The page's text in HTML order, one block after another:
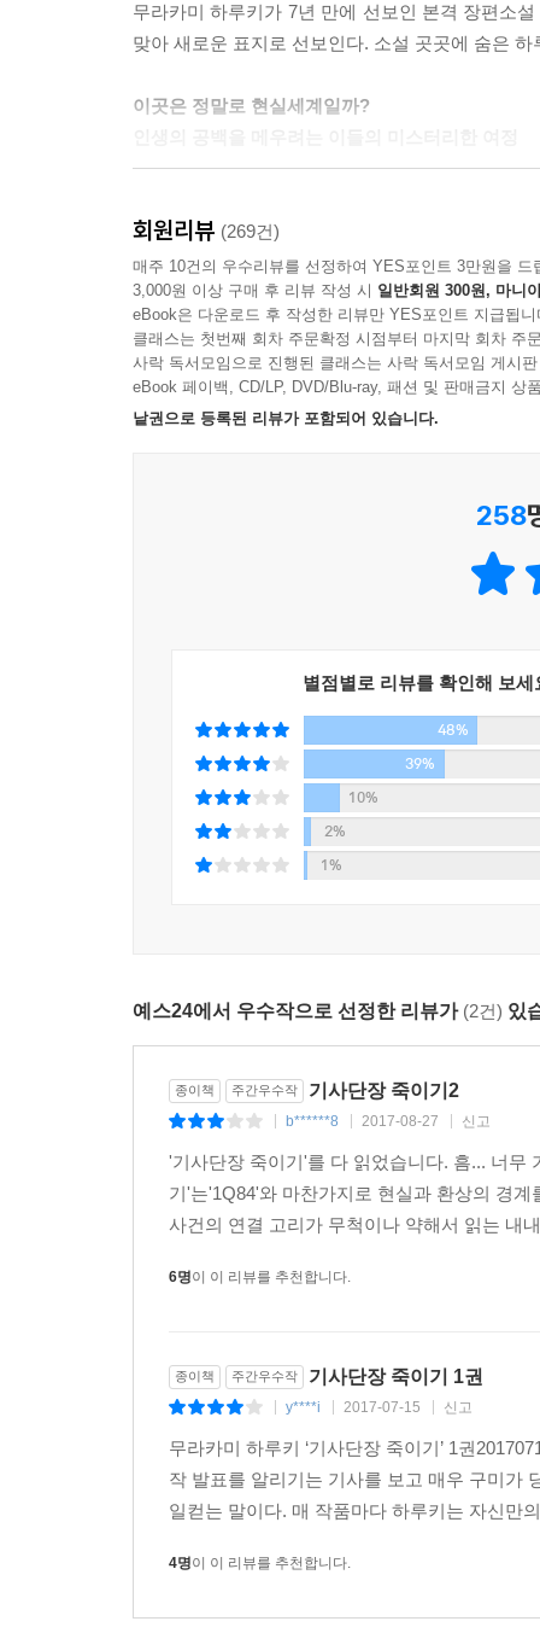
서도 보이지 않았다. 내 마음은 대체 어디에 있지?
“마음은 기억 속에 있어. 이미지를 먹으며 살아가는
그는 비밀을 지님으로써 이 세상에서 자기 존재
수 있다. 만약 간절히 염원한다면. 하지만 그것이
도 모른다. --- 2권 p.217~218
--- 본문 중에서
무라카미 하루키가 7년 만에 선보인 본격 장편소
맞아 새로운 표지로 선보인다. 소설 곳곳에 숨은
이곳은 정말로 현실세계일까?
살던 산속 아틀리에에서 지내게 된다. 그리고 어
모차르트 오페라 [돈 조반니]의 등장인물을 일본
잇달아 일어난다. 골짜기 맞은편 호화로운 저택
정체 모를 소리를 좇아 집 뒤편의 사당으로 가보
의도적으로 지어놓은 듯한 원형의 석실이 드러난
모습과 똑같은, 수수께끼의 구덩이에서 풀려난 ‘이
대변하고, 주인공 ‘나’와 멘시키, 그리고 멘시키
아키나리가 쓴 괴이담 『하루사메 이야기』가
그에 더해 현대사 속 실제 사건을 접목시킨 것이
나치 저항운동에 휘말렸고, 피아니스트였던 그
못하고 자살한다. 어떤 의도로 창작했는지, 왜 발
거대한 부조리와 폭력에 맞서려한 노화가의 의
동시에 그림이라는 수단을 통해 아마다 도모히
추상적 개념, 불교적 색채를 지닌 고전소설 등을
“나이에서 오는 책임감과 함께, 새로운 것을 만들
현실과 비현실, 실재와 관념의 경계를 꿰뚫는 이야
1979년 『바람의 노래를 들어라』로 군조신인
청춘의 전유물로 여겨지기도 했던 무라카미 하
무라카미 하루키가 지금까지 구축해온 작품세계
대답을 이 작품을 통해 확인할 수 있을 것이다.
앨리스처럼. _북 아사히
상실과 회복을 주제로 다른 세계를 경험하고 돌
회원리뷰 (269건)
매주 10건의 우수리뷰를 선정하여 YES포인트 3만원을 드
3,000원 이상 구매 후 리뷰 작성 시 일반회원 300원, 마니
eBook은 다운로드 후 작성한 리뷰만 YES포인트 지급됩니
클래스는 첫번째 회차 주문확정 시점부터 마지막 회차 주
사락 독서모임으로 진행된 클래스는 사락 독서모임 게시
eBook 페이백, CD/LP, DVD/Blu-ray, 패션 및 판매금지 상
낱권으로 등록된 리뷰가 포함되어 있습니다.
258
별점별로 리뷰를 확인해 보세
48%
39%
10%
2%
1%
예스24에서 우수작으로 선정한 리뷰가 (2건) 있
종이책 주간우수작 기사단장 죽이기2
b******8 2017-08-27 신고
'기사단장 죽이기'를 다 읽었습니다. 흠... 너무
기'는'1Q84'와 마찬가지로 현실과 환상의 경
사건의 연결 고리가 무척이나 약해서 읽는 내
6명이 이 리뷰를 추천합니다.
종이책 주간우수작 기사단장 죽이기 1권
y****i 2017-07-15 신고
무라카미 하루키 ‘기사단장 죽이기’ 1권
작 발표를 알리기는 기사를 보고 매우 구미가
일컫는 말이다. 매 작품마다 하루키는 자신만
4명이 이 리뷰를 추천합니다.